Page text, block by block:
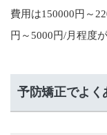
費用は150000円～
円～5000円/月程度
予防矯正でよく